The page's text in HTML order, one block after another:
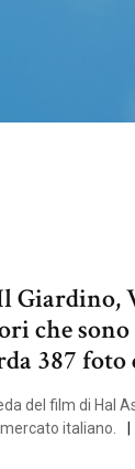
Giardino,
che
387 foto
del film di Hal
italiano.